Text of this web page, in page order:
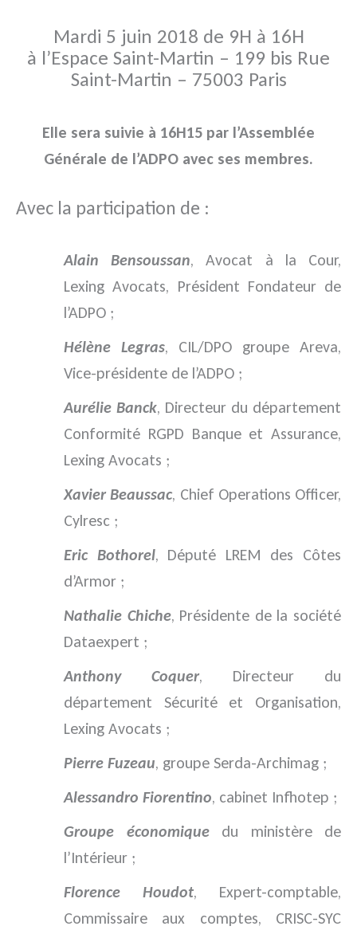
Mardi 5 juin 2018 de 9H à 16H
à l’Espace Saint-Martin – 199 bis Rue
Saint-Martin – 75003 Paris
Elle sera suivie à 16H15 par l’Assemblée
Générale de l’ADPO avec ses membres.
Avec la participation de :
Alain Bensoussan, Avocat à la Cour,
Lexing Avocats, Président Fondateur de
l’ADPO ;
Hélène Legras, CIL/DPO groupe Areva,
Vice-présidente de l’ADPO ;
Aurélie Banck, Directeur du département
Conformité RGPD Banque et Assurance,
Lexing Avocats ;
Xavier Beaussac, Chief Operations Officer,
Cylresc ;
Eric Bothorel, Député LREM des Côtes
d’Armor ;
Nathalie Chiche, Présidente de la société
Dataexpert ;
Anthony Coquer, Directeur du
département Sécurité et Organisation,
Lexing Avocats ;
Pierre Fuzeau, groupe Serda-Archimag ;
Alessandro Fiorentino, cabinet Infhotep ;
Groupe économiquedu ministère de
l’Intérieur ;
Florence Houdot, Expert-comptable,
Commissaire aux comptes, CRISC-SYC